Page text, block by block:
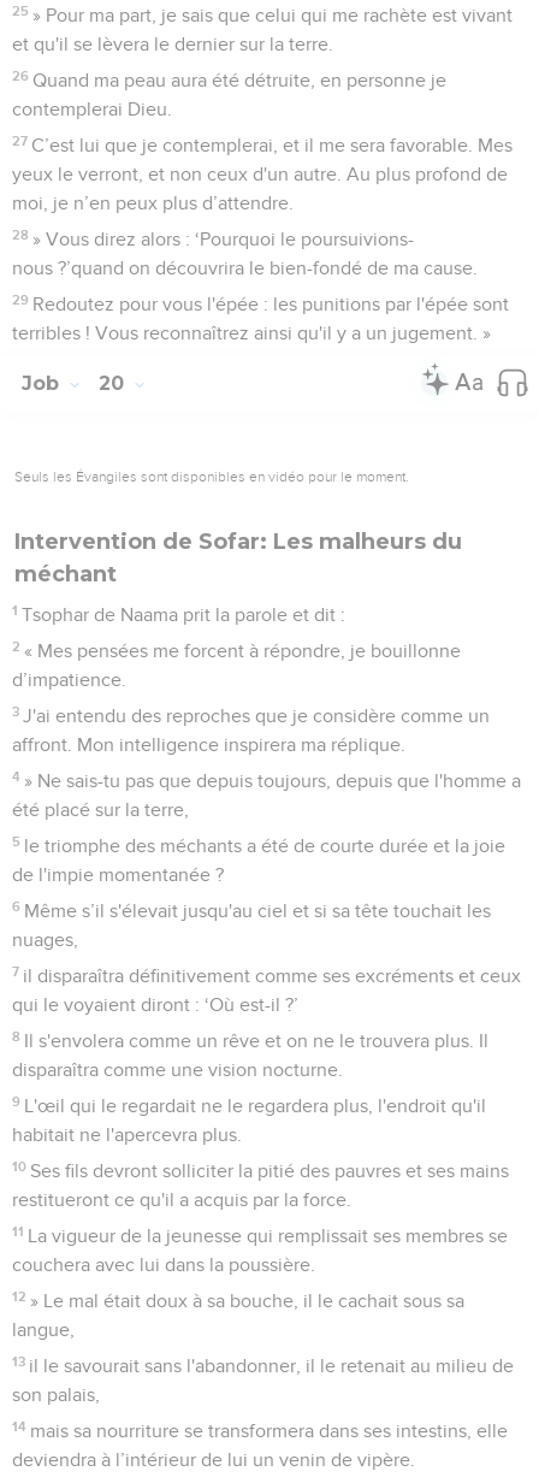
25 » Pour ma part, je sais que celui qui me rachète est vivant
et qu'il se lèvera le dernier sur la terre.
26 Quand ma peau aura été détruite, en personne je
contemplerai Dieu.
27 C’est lui que je contemplerai, et il me sera favorable. Mes
yeux le verront, et non ceux d'un autre. Au plus profond de
moi, je n’en peux plus d’attendre.
28 » Vous direz alors : ‘Pourquoi le poursuivions-
nous ?’quand on découvrira le bien-fondé de ma cause.
29 Redoutez pour vous l'épée : les punitions par l'épée sont
terribles ! Vous reconnaîtrez ainsi qu'il y a un jugement. »
Job 20
Seuls les Évangiles sont disponibles en vidéo pour le moment.
Intervention de Sofar: Les malheurs du
méchant
1 Tsophar de Naama prit la parole et dit :
2 « Mes pensées me forcent à répondre, je bouillonne
d’impatience.
3 J'ai entendu des reproches que je considère comme un
affront. Mon intelligence inspirera ma réplique.
4 » Ne sais-tu pas que depuis toujours, depuis que l'homme a
été placé sur la terre,
5 le triomphe des méchants a été de courte durée et la joie
de l'impie momentanée ?
6 Même s’il s'élevait jusqu'au ciel et si sa tête touchait les
nuages,
7 il disparaîtra définitivement comme ses excréments et ceux
qui le voyaient diront : ‘Où est-il ?’
8 Il s'envolera comme un rêve et on ne le trouvera plus. Il
disparaîtra comme une vision nocturne.
9 L'œil qui le regardait ne le regardera plus, l'endroit qu'il
habitait ne l'apercevra plus.
10 Ses fils devront solliciter la pitié des pauvres et ses mains
restitueront ce qu'il a acquis par la force.
11 La vigueur de la jeunesse qui remplissait ses membres se
couchera avec lui dans la poussière.
12 » Le mal était doux à sa bouche, il le cachait sous sa
langue,
13 il le savourait sans l'abandonner, il le retenait au milieu de
son palais,
14 mais sa nourriture se transformera dans ses intestins, elle
deviendra à l’intérieur de lui un venin de vipère.